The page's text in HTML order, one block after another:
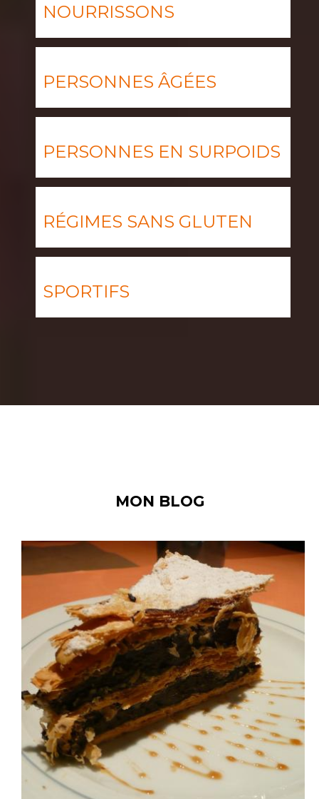
NOURRISSONS
PERSONNES ÂGÉES
PERSONNES EN SURPOIDS
RÉGIMES SANS GLUTEN
SPORTIFS
MON BLOG